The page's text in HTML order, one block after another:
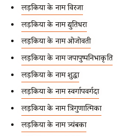
लड़कियों के नाम विरजा
लड़कियों के नाम द्युतिधरा
लड़कियों के नाम ओजोवती
लड़कियों के नाम जपापुष्पनिभाकृति
लड़कियों के नाम शुद्धा
लड़कियों के नाम स्वर्गापवर्गदा
लड़कियों के नाम त्रिगुणात्मिका
लड़कियों के नाम त्र्यंबका